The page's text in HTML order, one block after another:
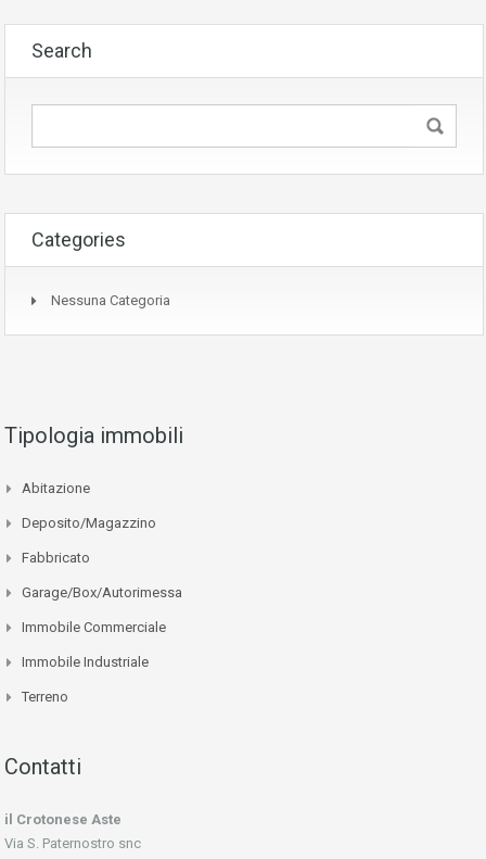
Search
Categories
Nessuna Categoria
Tipologia immobili
Abitazione
Deposito/Magazzino
Fabbricato
Garage/Box/Autorimessa
Immobile Commerciale
Immobile Industriale
Terreno
Contatti
il Crotonese Aste
Via S. Paternostro snc